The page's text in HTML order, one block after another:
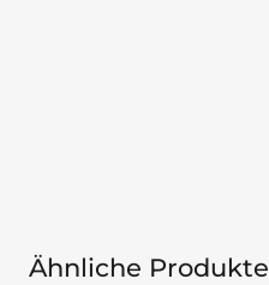
Ähnliche Produkte